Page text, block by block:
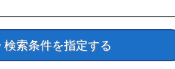
検索条件を指定する